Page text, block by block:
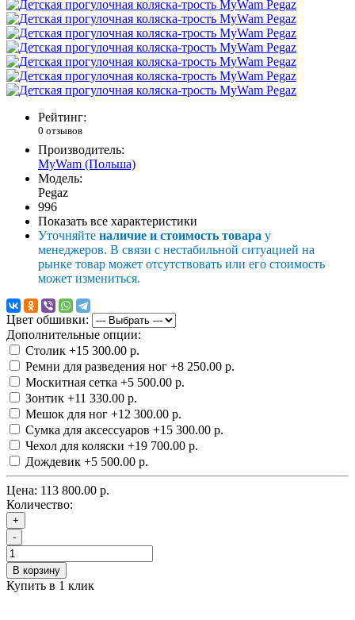
Рейтинг:
0 отзывов
Производитель:
MyWam (Польша)
Модель:
Pegaz
996
Показать все характеристики
Уточняйте наличие и стоимость товара у
менеджеров. В связи с нестабильной ситуацией на
рынке товар может отсутствовать или его стоимость
может измениться.
Цвет обшивки:
Дополнительные опции:
Столик +15 300.00 р.
Ремни для разведения ног +8 250.00 р.
Москитная сетка +5 500.00 р.
Зонтик +11 330.00 р.
Мешок для ног +12 300.00 р.
Сумка для аксессуаров +15 300.00 р.
Чехол для коляски +19 700.00 р.
Дождевик +5 500.00 р.
Цена: 113 800.00 р.
Количество:
+
-
В корзину
Купить в 1 клик